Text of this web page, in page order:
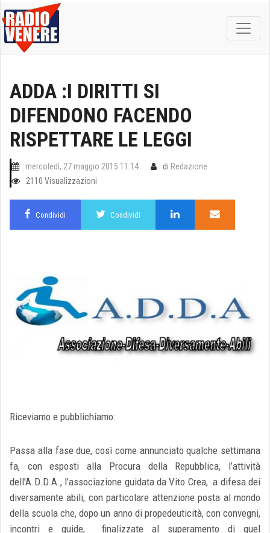
ADDA :I DIRITTI SI
DIFENDONO FACENDO
RISPETTARE LE LEGGI
mercoledì, 27 maggio 2015 11:14 di Redazione
2110 Visualizzazioni
Condividi Condividi
Riceviamo e pubblichiamo:
Passa alla fase due, così come annunciato qualche settimana
fa, con esposti alla Procura della Repubblica, l’attività
dell’A.D.D.A., l’associazione guidata da Vito Crea, a difesa dei
diversamente abili, con particolare attenzione posta al mondo
della scuola che, dopo un anno di propedeuticità, con convegni,
incontri e guide, finalizzate al superamento di quel